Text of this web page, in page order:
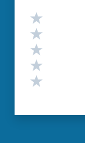
Valutazione